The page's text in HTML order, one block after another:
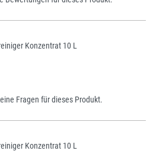
Konzentrat 10 L
Fragen für dieses Produkt.
Konzentrat 10 L